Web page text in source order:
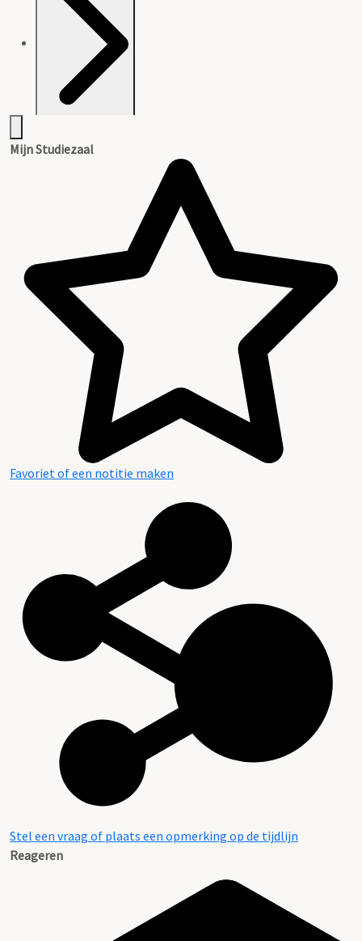
Inhoud en structuur van het archief
Aanwijzingen voor de gebruiker
Mijn Studiezaal
Favoriet of een notitie maken
Stel een vraag of plaats een opmerking op de tijdlijn
Reageren